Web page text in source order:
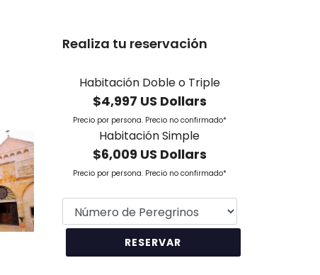
Realiza tu reservación
Habitación Doble o Triple
$4,997 US Dollars
Precio por persona. Precio no confirmado*
Habitación Simple
$6,009 US Dollars
Precio por persona. Precio no confirmado*